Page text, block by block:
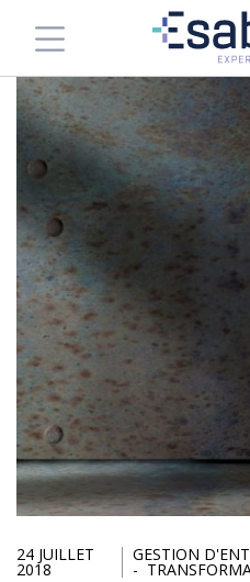
24 JUILLET
2018
GESTION